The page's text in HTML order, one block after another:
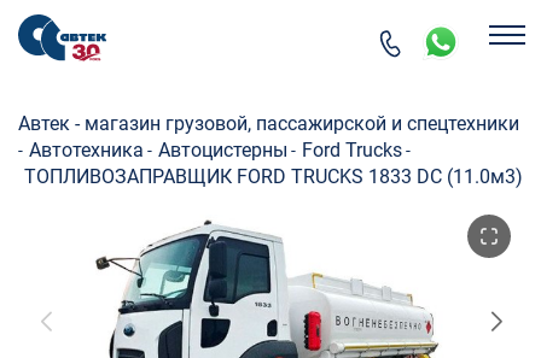
Автек - магазин грузовой, пассажирской и спецтехники
- Автотехника - Автоцистерны - Ford Trucks-
ТОПЛИВОЗАПРАВЩИК FORD TRUCKS 1833 DC (11.0м3)